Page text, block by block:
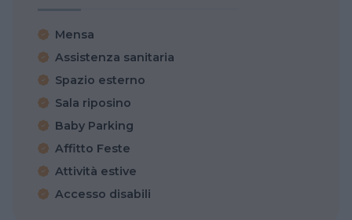
Mensa
Assistenza sanitaria
Spazio esterno
Sala riposino
Baby Parking
Affitto Feste
Attività estive
Accesso disabili